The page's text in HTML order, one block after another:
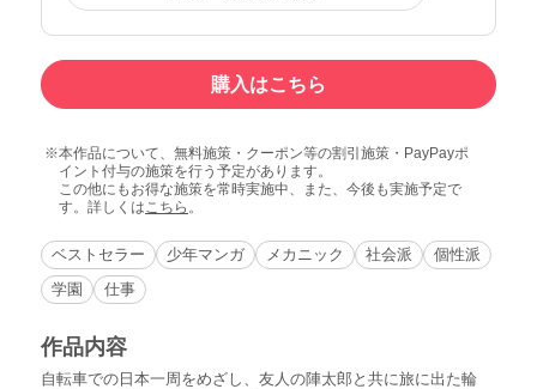
購入はこちら
本作品について、無料施策・クーポン等の割引施策・PayPayポ
イント付与の施策を行う予定があります。
この他にもお得な施策を常時実施中、また、今後も実施予定で
す。詳しくはこちら 。
ベストセラー 少年マンガ メカニック 社会派
個性派
学園
仕事
作品内容
自転車での日本一周をめざし、友人の陣太郎と共に旅に出た輪